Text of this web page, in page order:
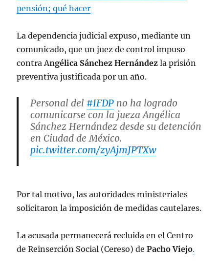
pensión; qué hacer
La dependencia judicial expuso, mediante un
comunicado, que un juez de control impuso
contra Angélica Sánchez Hernández la prisión
preventiva justificada por un año.
Personal del #IFDP no ha logrado
comunicarse con la jueza Angélica
Sánchez Hernández desde su detención
en Ciudad de México.
pic.twitter.com/zyAjmJPTXw
Por tal motivo, las autoridades ministeriales
solicitaron la imposición de medidas cautelares.
La acusada permanecerá recluida en el Centro
de Reinserción Social (Cereso) dePacho Viejo.